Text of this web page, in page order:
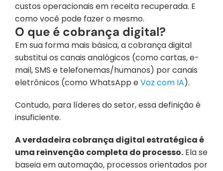
custos operacionais em receita recuperada. E
como você pode fazer o mesmo.
O que é cobrança digital?
Em sua forma mais básica, a cobrança digital
substitui os canais analógicos (como cartas, e-
mail, SMS e telefonemas/humanos) por canais
eletrônicos (como WhatsApp e Voz com IA).
Contudo, para líderes do setor, essa definição é
insuficiente.
A verdadeira cobrança digital estratégica é
uma reinvenção completa do processo. Ela se
baseia em automação, processos orientados por